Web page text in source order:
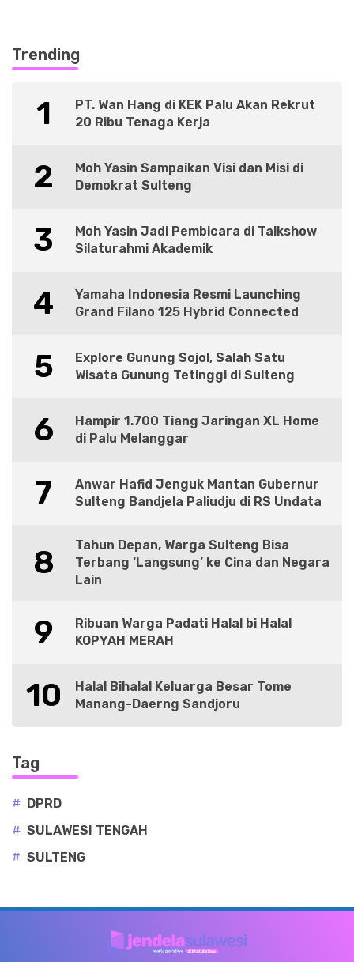
Trending
1
PT. Wan Hang di KEK Palu Akan Rekrut
20 Ribu Tenaga Kerja
2
Moh Yasin Sampaikan Visi dan Misi di
Demokrat Sulteng
3
Moh Yasin Jadi Pembicara di Talkshow
Silaturahmi Akademik
4
Yamaha Indonesia Resmi Launching
Grand Filano 125 Hybrid Connected
5
Explore Gunung Sojol, Salah Satu
Wisata Gunung Tetinggi di Sulteng
6
Hampir 1.700 Tiang Jaringan XL Home
di Palu Melanggar
7
Anwar Hafid Jenguk Mantan Gubernur
Sulteng Bandjela Paliudju di RS Undata
8
Tahun Depan, Warga Sulteng Bisa
Terbang ‘Langsung’ ke Cina dan Negara
Lain
9
Ribuan Warga Padati Halal bi Halal
KOPYAH MERAH
10
Halal Bihalal Keluarga Besar Tome
Manang-Daerng Sandjoru
Tag
# DPRD
# SULAWESI TENGAH
# SULTENG